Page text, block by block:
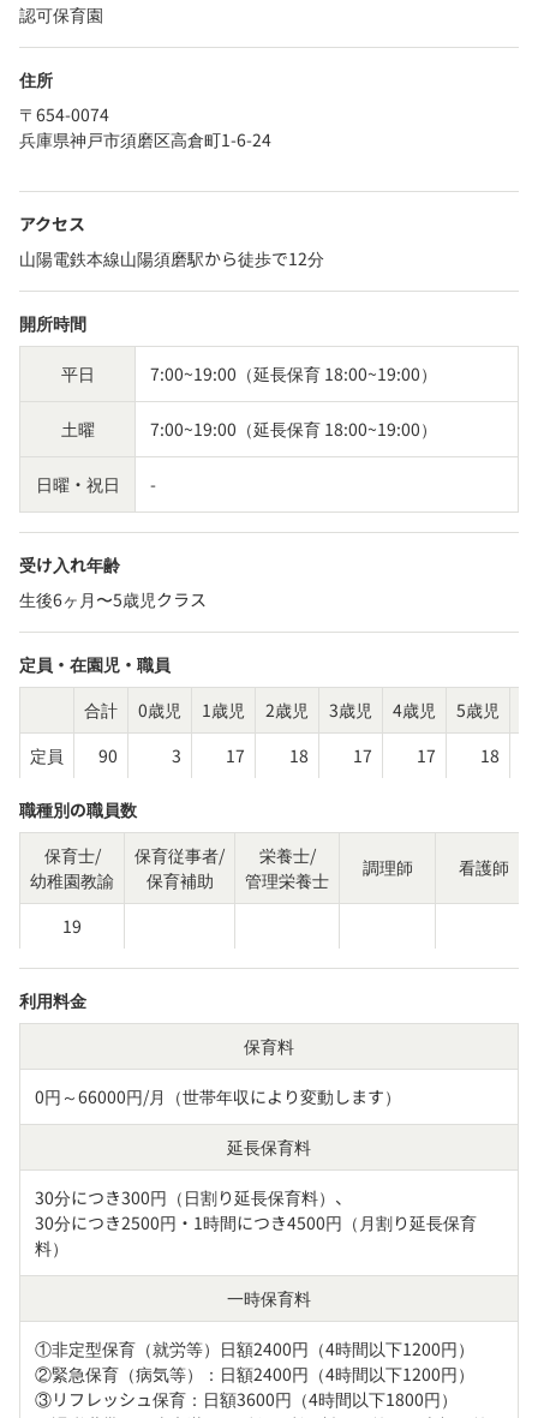
認可保育園
住所
〒654-0074
兵庫県神戸市須磨区高倉町1-6-24
アクセス
山陽電鉄本線山陽須磨駅から徒歩で12分
開所時間
平日 7:00~19:00（延長保育 18:00~19:00）
土曜 7:00~19:00（延長保育 18:00~19:00）
日曜・祝日 -
受け入れ年齢
生後6ヶ月〜5歳児クラス
定員・在園児・職員
合計
0歳児 1歳児 2歳児 3歳児 4歳児 5歳児
定員
90 3 17 18 17 17 18
職種別の職員数
保育士/
幼稚園教諭
保育従事者/
保育補助
栄養士/
管理栄養士
調理師 看護師
19
利用料金
保育料
0円～66000円/月（世帯年収により変動します）
延長保育料
30分につき300円（日割り延長保育料）、
30分につき2500円・1時間につき4500円（月割り延長保育
料）
一時保育料
①非定型保育（就労等）日額2400円（4時間以下1200円）
②緊急保育（病気等）：日額2400円（4時間以下1200円）
③リフレッシュ保育：日額3600円（4時間以下1800円）